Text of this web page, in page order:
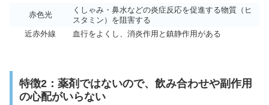
赤色光
くしゃみ・鼻水などの炎症反応を促進する物質（ヒ
スタミン）を阻害する
近赤外線
血行をよくし、消炎作用と鎮静作用がある
特徴2：薬剤ではないので、飲み合わせや副作用
の心配がいらない